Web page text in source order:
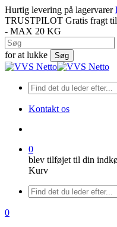
Spring
til
hovedindhold
Hurtig levering på lagervarer
TRUSTPILOT Gratis fragt
- MAX 20 KG
for at lukke
Søg
Luk
Kontakt os
0
blev tilføjet til din
Kurv
Menu
søge
0